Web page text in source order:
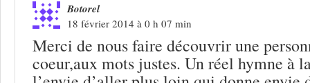
Botorel
18 février 2014 à 0 h 07 min
Merci de nous faire découvrir une
coeur,aux mots justes. Un réel hymne à